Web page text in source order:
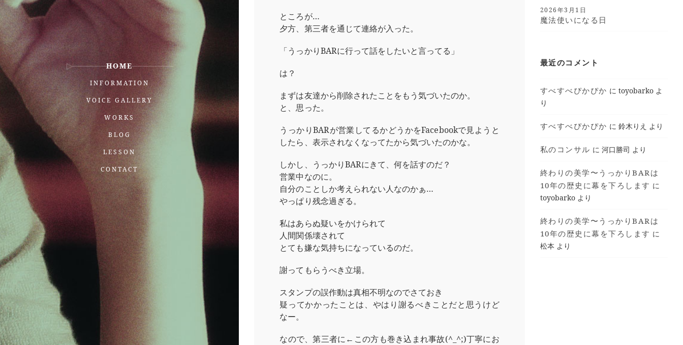
HOME
INFORMATION
VOICE GALLERY
WORKS
BLOG
LESSON
CONTACT
ところが…
夕方、第三者を通じて連絡が入った。
「うっかりBARに行って話をしたいと言ってる」
は？
まずは友達から削除されたことをもう気づいたのか。
と、思った。
うっかりBARが営業してるかどうかをFacebookで見ようと
したら、表示されなくなってたから気づいたのかな。
しかし、うっかりBARにきて、何を話すのだ？
営業中なのに。
自分のことしか考えられない人なのかぁ…
やっぱり残念過ぎる。
私はあらぬ疑いをかけられて
人間関係壊されて
とても嫌な気持ちになっているのだ。
謝ってもらうべき立場。
スタンプの誤作動は真相不明なのでさておき
疑ってかかったことは、やはり謝るべきことだと思うけど
なー。
なので、第三者に←この方も巻き込まれ事故(^_^;)丁寧にお
2026年3月1日
魔法使いになる日
最近のコメント
すべすべぴかぴか に toyobarko よ
り
すべすべぴかぴか に 鈴木りえ より
私のコンサル に 河口勝司 より
終わりの美学〜うっかりBARは
10年の歴史に幕を下ろします に
toyobarko より
終わりの美学〜うっかりBARは
10年の歴史に幕を下ろします に
松本 より